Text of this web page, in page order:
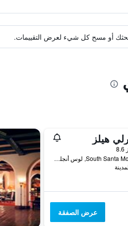
بحثك أو مسح كل شيء لعرض التقييمات.
هيلز
9882 South Santa Monica Boulevard, لوس أنجلوس, CA, الولايات المتحدة الأميريكية
عرض الصفقة